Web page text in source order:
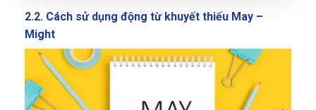
2.2. Cách sử dụng động từ khuyết thiếu May –
Might